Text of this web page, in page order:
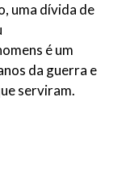
uma dívida de
é um
da guerra e
serviram.